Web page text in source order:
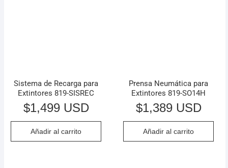
Sistema de Recarga para
Extintores 819-SISREC
$1,499 USD
Añadir al carrito
Prensa Neumática para
Extintores 819-SO14H
$1,389 USD
Añadir al carrito